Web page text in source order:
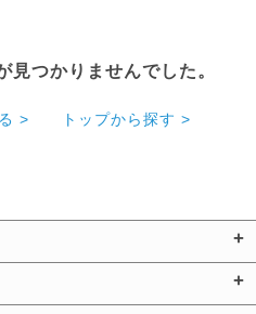
見つかりませんでした。
> トップから探す >